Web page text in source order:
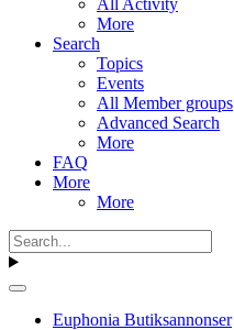
More
Search
Topics
Events
All Member groups
Advanced Search
More
FAQ
More
More
Euphonia Butiksannonser